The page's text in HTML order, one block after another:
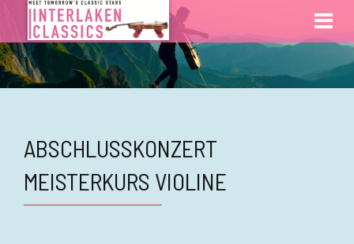
ABSCHLUSSKONZERT
MEISTERKURS VIOLINE